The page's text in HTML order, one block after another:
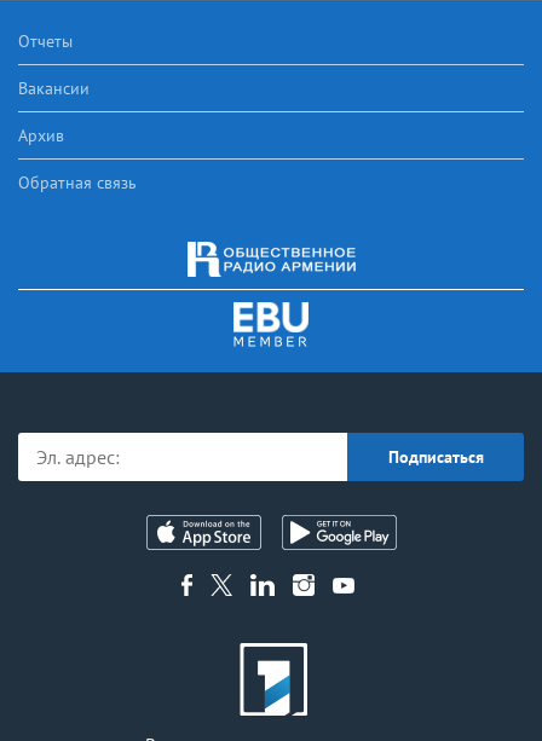
Отчеты
Вакансии
Архив
Обратная связь